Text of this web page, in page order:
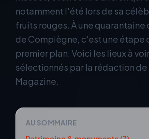
notamment l'été lors de sa
fruits rouges. À une quarantaine
de Compiègne, c'est une étape
premier plan. Voici les lieux à
sélectionnés par la rédaction de
Magazine.
AU SOMMAIRE